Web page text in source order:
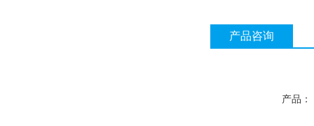
产品咨询
产品：